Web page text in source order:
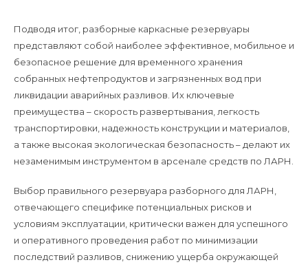
Подводя итог, разборные каркасные резервуары
представляют собой наиболее эффективное, мобильное и
безопасное решение для временного хранения
собранных нефтепродуктов и загрязненных вод при
ликвидации аварийных разливов. Их ключевые
преимущества – скорость развертывания, легкость
транспортировки, надежность конструкции и материалов,
а также высокая экологическая безопасность – делают их
незаменимым инструментом в арсенале средств по ЛАРН.
Выбор правильного резервуара разборного для ЛАРН,
отвечающего специфике потенциальных рисков и
условиям эксплуатации, критически важен для успешного
и оперативного проведения работ по минимизации
последствий разливов, снижению ущерба окружающей